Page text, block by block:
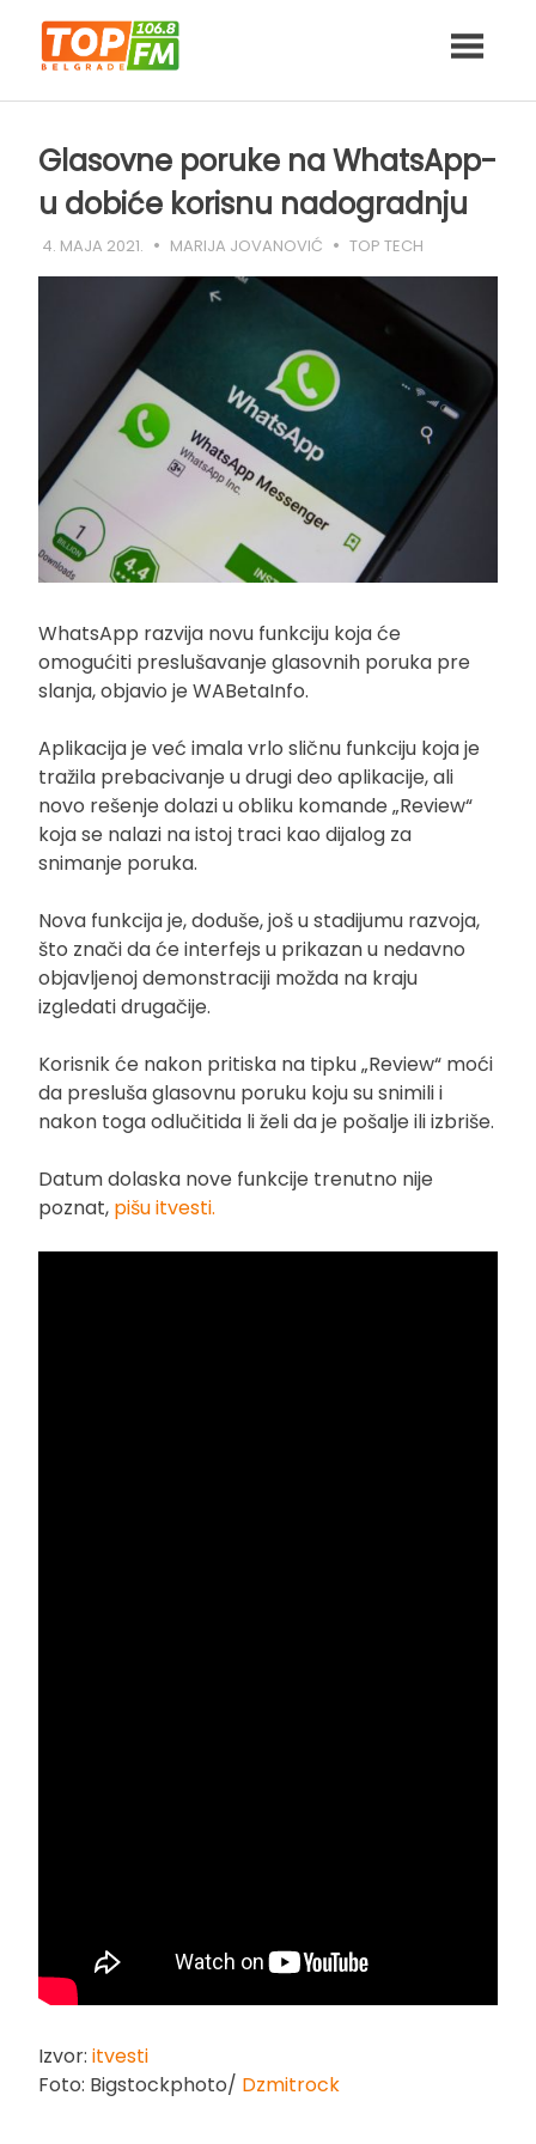
content
Glasovne poruke na WhatsApp-
u dobiće korisnu nadogradnju
4. MAJA 2021. MARIJA JOVANOVIĆ TOP TECH
WhatsApp razvija novu funkciju koja će
omogućiti preslušavanje glasovnih poruka pre
slanja, objavio je WABetaInfo.
Aplikacija je već imala vrlo sličnu funkciju koja je
tražila prebacivanje u drugi deo aplikacije, ali
novo rešenje dolazi u obliku komande „Review“
koja se nalazi na istoj traci kao dijalog za
snimanje poruka.
Nova funkcija je, doduše, još u stadijumu razvoja,
što znači da će interfejs u prikazan u nedavno
objavljenoj demonstraciji možda na kraju
izgledati drugačije.
Korisnik će nakon pritiska na tipku „Review“ moći
da presluša glasovnu poruku koju su snimili i
nakon toga odlučitida li želi da je pošalje ili izbriše.
Datum dolaska nove funkcije trenutno nije
poznat, pišu itvesti.
Izvor: itvesti
Foto: Bigstockphoto/ Dzmitrock